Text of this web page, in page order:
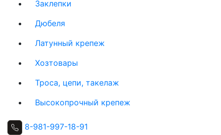
Заклепки
Дюбеля
Латунный крепеж
Хозтовары
Троса, цепи, такелаж
Высокопрочный крепеж
8-981-997-18-91